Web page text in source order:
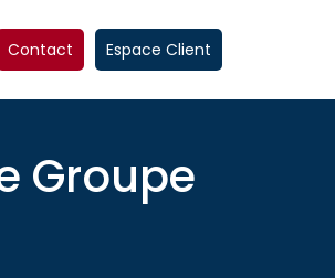
Contact Espace Client
Groupe